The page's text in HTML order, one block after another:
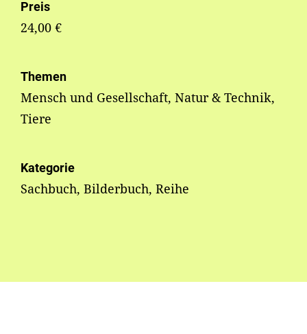
Preis
24,00 €
Themen
Mensch und Gesellschaft, Natur & Technik,
Tiere
Kategorie
Sachbuch, Bilderbuch, Reihe